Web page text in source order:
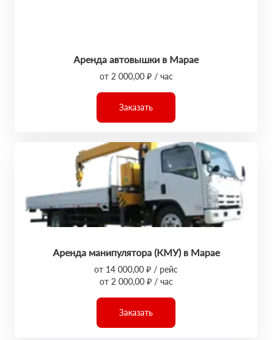
Аренда автовышки в Марае
от 2 000,00 ₽ / час
Заказать
Аренда манипулятора (КМУ) в Марае
от 14 000,00 ₽ / рейс
от 2 000,00 ₽ / час
Заказать